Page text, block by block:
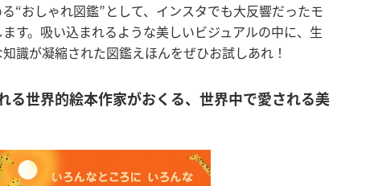
“おしゃれ図鑑”として、インスタでも大反響だったモ
す。吸い込まれるような美しいビジュアルの中に、生
識が凝縮された図鑑えほんをぜひお試しあれ！
る世界的絵本作家がおくる、世界中で愛される美